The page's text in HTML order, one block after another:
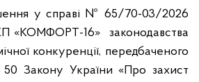
у справі № 65/70-03/2026
«КОМФОРТ-16» законодавства
конкуренції, передбаченого
50 Закону України «Про захист